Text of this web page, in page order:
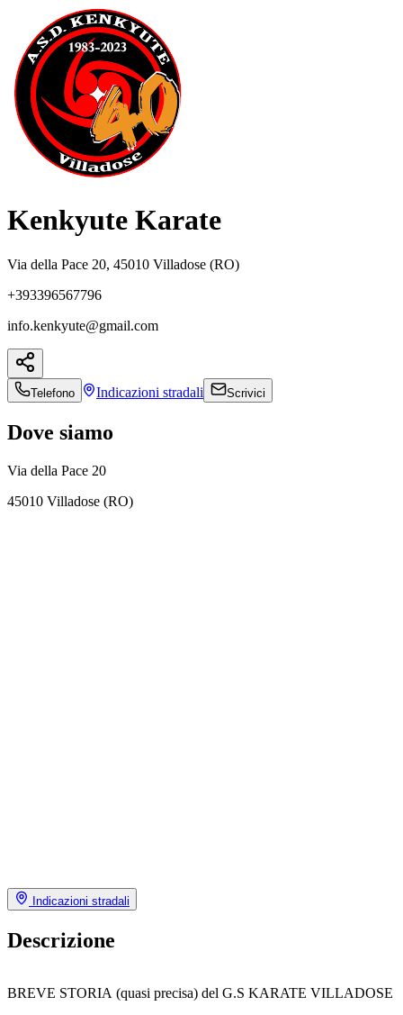
Kenkyute Karate
Via della Pace 20, 45010 Villadose (RO)
+393396567796
info.kenkyute@gmail.com
Telefono Indicazioni stradali Scrivici
Dove siamo
Via della Pace 20
45010 Villadose (RO)
Indicazioni stradali
Descrizione
BREVE STORIA (quasi precisa) del G.S KARATE VILLADOSE